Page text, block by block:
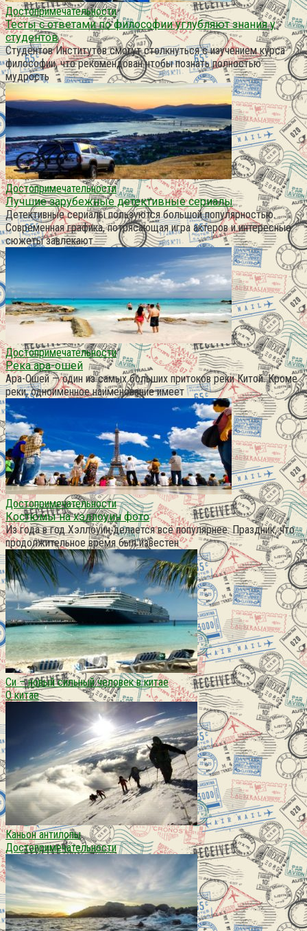
Достопримечательности
Тесты с ответами по философии углубляют знания у
студентов
Студентов Институтов смогут столкнуться с изучением курса
философии, что рекомендован чтобы познать полностью
мудрость
Достопримечательности
Лучшие зарубежные детективные сериалы
Детективные сериалы пользуются большой популярностью.
Современная графика, потрясающая игра актеров и интересные
сюжеты завлекают
Достопримечательности
Река ара-ошей
Ара-Ошей — один из самых больших притоков реки Китой. Кроме
реки, одноименное наименование имеет
Достопримечательности
Костюмы на хэллоуин фото
Из года в год Хэллоуин делается всё популярнее. Праздник, что
продолжительное время был известен
Си – новый сильный человек в китае
О китае
Каньон антилопы
Достопримечательности